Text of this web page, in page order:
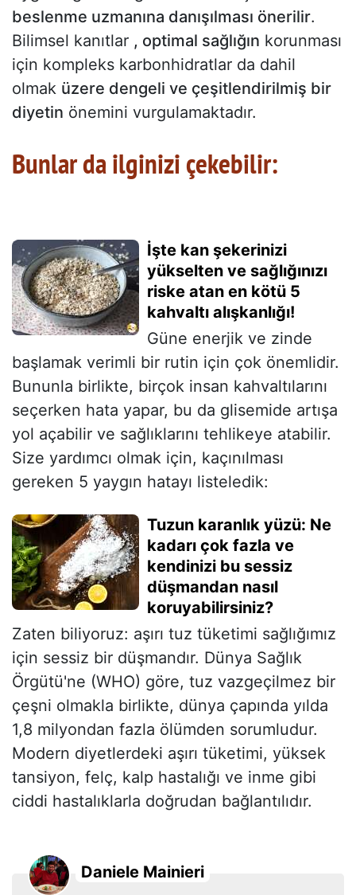
beslenme uzmanına danışılması önerilir.
Bilimsel kanıtlar , optimal sağlığın korunması
için kompleks karbonhidratlar da dahil
olmak üzere dengeli ve çeşitlendirilmiş bir
diyetin önemini vurgulamaktadır.
Bunlar da ilginizi çekebilir:
İşte kan şekerinizi
yükselten ve sağlığınızı
riske atan en kötü 5
kahvaltı alışkanlığı!
Güne enerjik ve zinde
başlamak verimli bir rutin için çok önemlidir.
Bununla birlikte, birçok insan kahvaltılarını
seçerken hata yapar, bu da glisemide artışa
yol açabilir ve sağlıklarını tehlikeye atabilir.
Size yardımcı olmak için, kaçınılması
gereken 5 yaygın hatayı listeledik:
Tuzun karanlık yüzü: Ne
kadarı çok fazla ve
kendinizi bu sessiz
düşmandan nasıl
koruyabilirsiniz?
Zaten biliyoruz: aşırı tuz tüketimi sağlığımız
için sessiz bir düşmandır. Dünya Sağlık
Örgütü'ne (WHO) göre, tuz vazgeçilmez bir
çeşni olmakla birlikte, dünya çapında yılda
1,8 milyondan fazla ölümden sorumludur.
Modern diyetlerdeki aşırı tüketimi, yüksek
tansiyon, felç, kalp hastalığı ve inme gibi
ciddi hastalıklarla doğrudan bağlantılıdır.
Daniele Mainieri